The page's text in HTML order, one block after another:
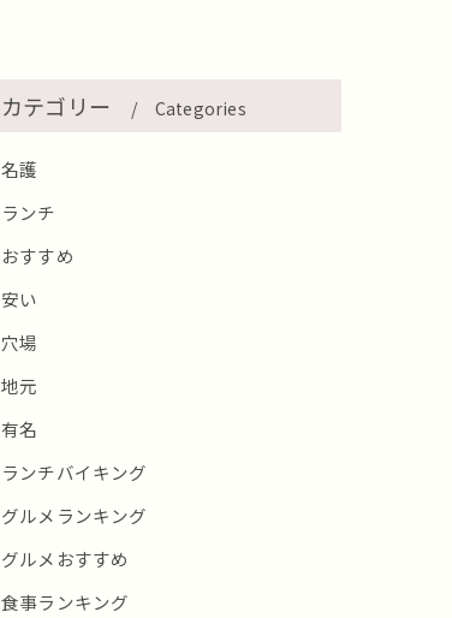
カテゴリー Categories
名護
ランチ
おすすめ
安い
穴場
地元
有名
ランチバイキング
グルメランキング
グルメおすすめ
食事ランキング